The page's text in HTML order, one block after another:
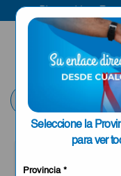
Seleccione la
para ver
Provincia*